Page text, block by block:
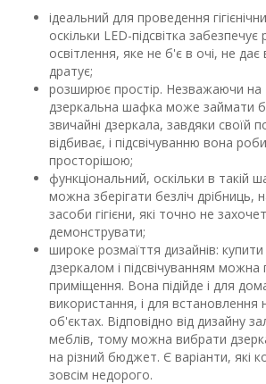
ідеальний для проведення
оскільки LED-підсвітка забезпечує
освітлення, яке не б'є в очі, не дає
дратує;
розширює простір. Незважаючи на
дзеркальна шафка може займати
звичайні дзеркала, завдяки своїй
відбиває, і підсвічуванню вона
просторішою;
функціональний, оскільки в такій
можна зберігати безліч дрібниць,
засоби гігієни, які точно не
демонструвати;
широке розмаїття дизайнів:
дзеркалом і підсвічуванням можна
приміщення. Вона підійде і для
використання, і для встановлення
об'єктах. Відповідно від дизайну
меблів, тому можна вибрати
на різний бюджет. Є варіанти, які
зовсім недорого.